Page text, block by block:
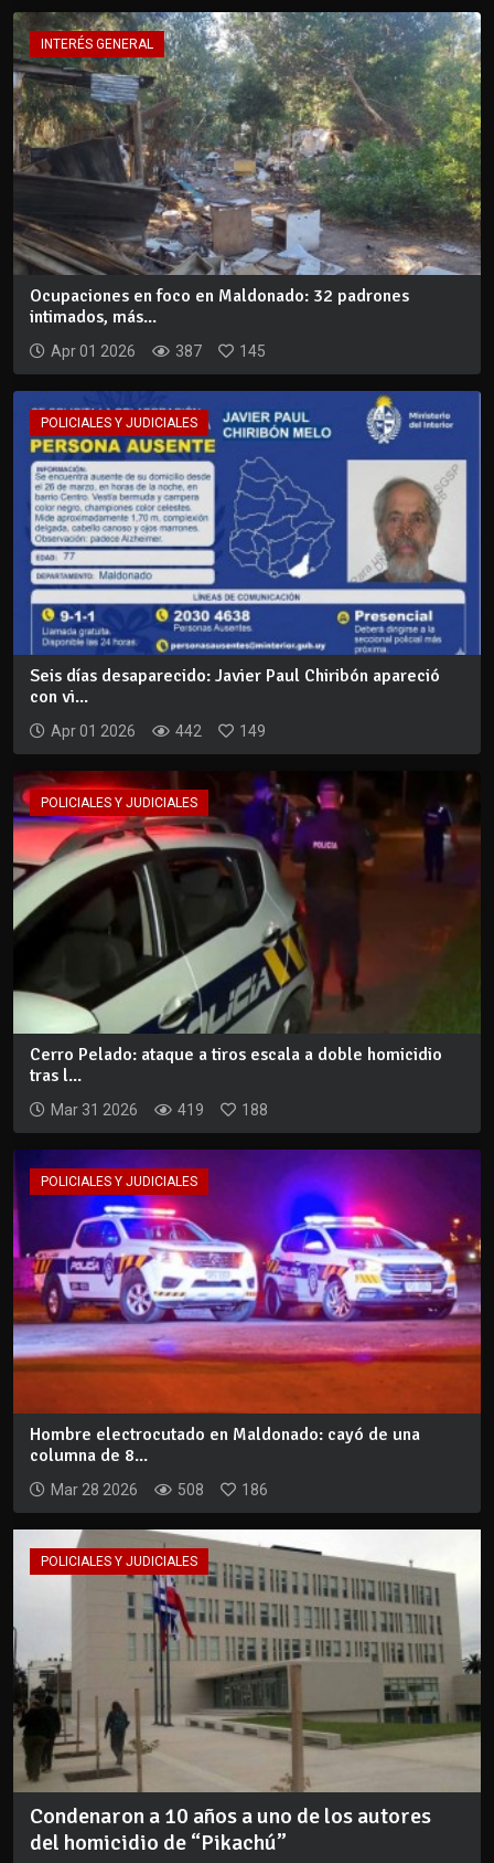
INTERÉS GENERAL
Ocupaciones en foco en Maldonado: 32 padrones
intimados, más...
Apr 01 2026 387 145
POLICIALES Y JUDICIALES
Seis días desaparecido: Javier Paul Chiribón apareció
con vi...
Apr 01 2026 442 149
POLICIALES Y JUDICIALES
Cerro Pelado: ataque a tiros escala a doble homicidio
tras l...
Mar 31 2026 419 188
POLICIALES Y JUDICIALES
Hombre electrocutado en Maldonado: cayó de una
columna de 8...
Mar 28 2026 508 186
POLICIALES Y JUDICIALES
Condenaron a 10 años a uno de los autores
del homicidio de “Pikachú”